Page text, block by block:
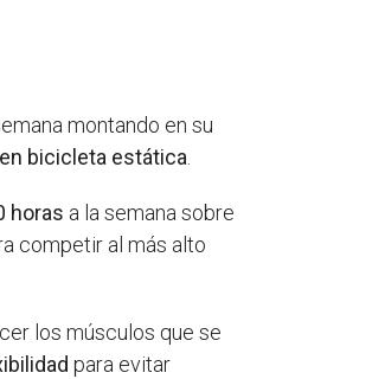
montando en su
bicicleta estática.
horas a la semana sobre
competir al más alto
los músculos que se
para evitar